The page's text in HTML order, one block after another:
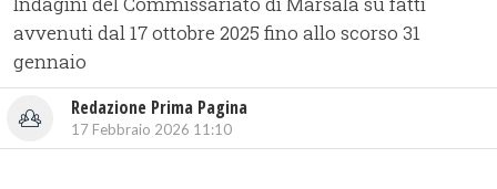
avvenuti dal 17 ottobre 2025 fino allo scorso 31
gennaio
Redazione Prima Pagina
17 Febbraio 2026 11:10